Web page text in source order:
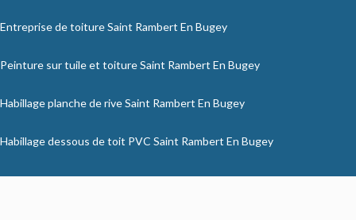
Entreprise de toiture Saint Rambert En Bugey
Peinture sur tuile et toiture Saint Rambert En Bugey
Habillage planche de rive Saint Rambert En Bugey
Habillage dessous de toit PVC Saint Rambert En Bugey